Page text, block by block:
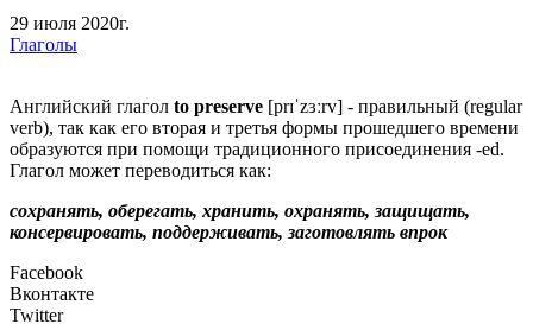
29 июля 2020г.
Глаголы
Английский глагол to preserve [prɪˈzɜːrv] - правильный (regular
verb), так как его вторая и третья формы прошедшего времени
образуются при помощи традиционного присоединения -ed.
Глагол может переводиться как:
сохранять, оберегать, хранить, охранять, защищать,
консервировать, поддерживать, заготовлять впрок
Facebook
Вконтакте
Twitter